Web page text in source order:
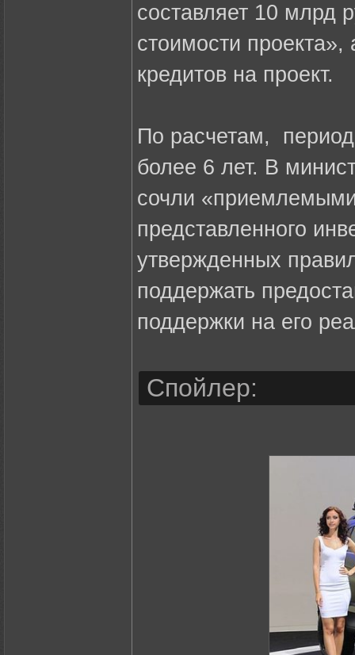
составляет 10 млрд
стоимости проекта»,
кредитов на проект.
По расчетам, период
более 6 лет. В
сочли
представленного
утвержденных
поддержать
поддержки на его
Спойлер: